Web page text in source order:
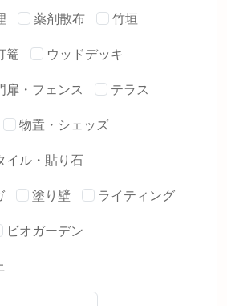
薬剤散布
竹垣
篭
ウッドデッキ
扉・フェンス
テラス
物置・シェッズ
イル・貼り石
塗り壁
ライティング
ビオガーデン